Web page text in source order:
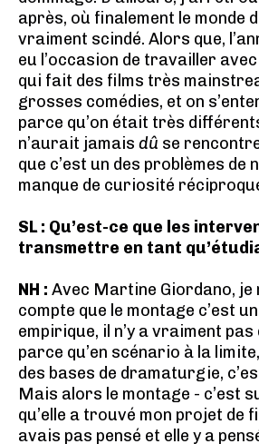
après, où finalement le monde
vraiment scindé. Alors que,
eu l’occasion de travailler
qui fait des films très
grosses comédies, et on
parce qu’on était très
n’aurait jamais dû se
que c’est un des problèmes de
manque de curiosité
SL : Qu’est-ce que les
transmettre en tant
NH : Avec Martine Giordano, je
compte que le montage c’est
empirique, il n’y a vraiment
parce qu’en scénario à la
des bases de dramaturgie,
Mais alors le montage - c’est
qu’elle a trouvé mon projet de
avais pas pensé et elle y a